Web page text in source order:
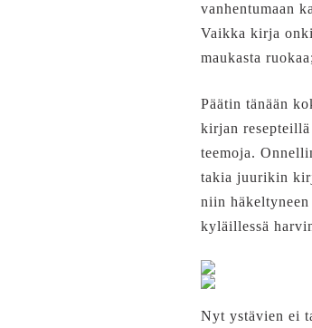
vanhentumaan
Vaikka kirja
maukasta
Päätin tänään
kirjan
teemoja.
takia juurikin
niin
kyläillessä
Nyt ystävien ei